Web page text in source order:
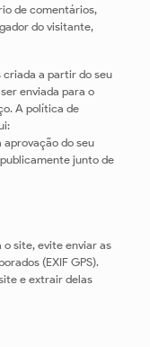
de comentários,
do visitante,
a partir do seu
enviada para o
A política de
do seu
junto de
o site, evite enviar as
(EXIF GPS).
e extrair delas